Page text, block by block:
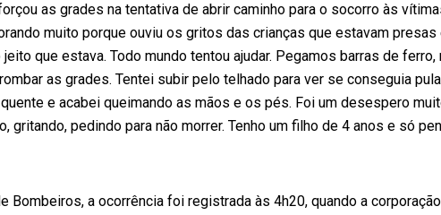
as grades na tentativa de abrir caminho para o socorro às
muito porque ouviu os gritos das crianças que estavam
jeito que estava. Todo mundo tentou ajudar. Pegamos barras de
as grades. Tentei subir pelo telhado para ver se conseguia
e acabei queimando as mãos e os pés. Foi um desespero
gritando, pedindo para não morrer. Tenho um filho de 4 anos e só
Bombeiros, a ocorrência foi registrada às 4h20, quando a